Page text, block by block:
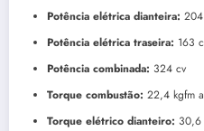
Potência elétrica dianteira:
Potência elétrica traseira: 163
Potência combinada: 324 cv
Torque combustão: 22,4 kgfm
Torque elétrico dianteiro: 30,6